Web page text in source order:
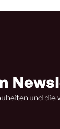
und die